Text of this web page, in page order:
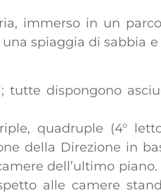
immerso in un
spiaggia di sabbia
dispongono
quadruple (4°
della Direzione in
dell’ultimo
alle camere